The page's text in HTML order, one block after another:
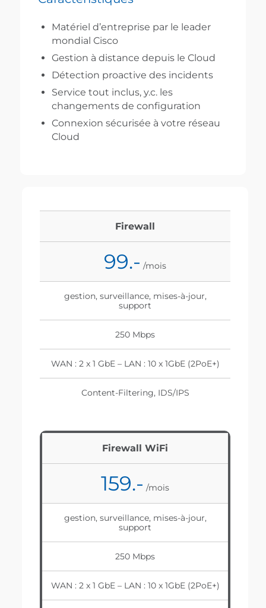
Matériel d’entreprise par le leader
mondial Cisco
Gestion à distance depuis le Cloud
Détection proactive des incidents
Service tout inclus, y.c. les
changements de configuration
Connexion sécurisée à votre réseau
Cloud
Firewall
99.- /mois
gestion, surveillance, mises-à-jour,
support
250 Mbps
WAN : 2 x 1 GbE – LAN : 10 x 1GbE (2PoE+)
Content-Filtering, IDS/IPS
Firewall WiFi
159.- /mois
gestion, surveillance, mises-à-jour,
support
250 Mbps
WAN : 2 x 1 GbE – LAN : 10 x 1GbE (2PoE+)